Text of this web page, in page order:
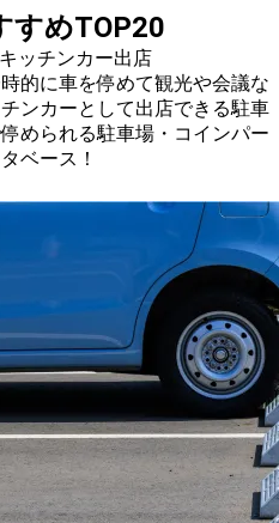
すめTOP20
ッチンカー出店
的に車を停めて観光や会議な
ンカーとして出店できる駐車
められる駐車場・コインパー
ベース！